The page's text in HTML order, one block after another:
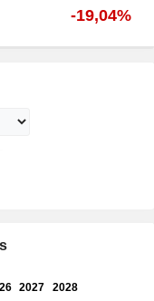
-19,04%